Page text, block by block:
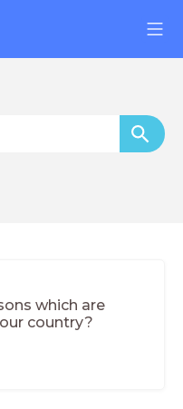
which are
country?